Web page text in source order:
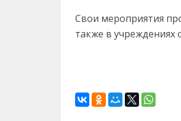
Свои мероприятия
также в учреждениях